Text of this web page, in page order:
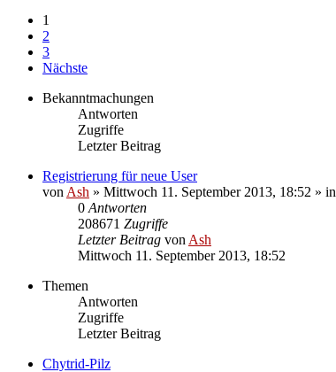
1
2
3
Nächste
Bekanntmachungen
Antworten
Zugriffe
Letzter Beitrag
Registrierung für neue User
von Ash » Mittwoch 11. September 2013, 18:52 » in
0 Antworten
208671 Zugriffe
Letzter Beitrag von Ash
Mittwoch 11. September 2013, 18:52
Themen
Antworten
Zugriffe
Letzter Beitrag
Chytrid-Pilz